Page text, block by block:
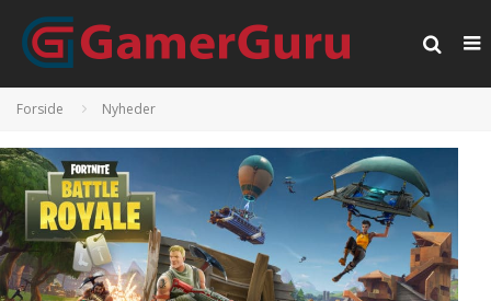
Forside Nyheder